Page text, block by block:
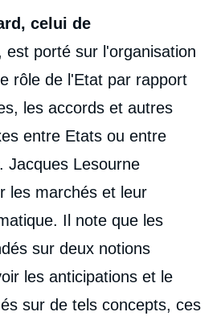
celui de
est porté sur l'organisation
rôle de l'Etat par rapport
les accords et autres
entre Etats ou entre
Jacques Lesourne
les marchés et leur
Il note que les
sur deux notions
les anticipations et le
sur de tels concepts, ces